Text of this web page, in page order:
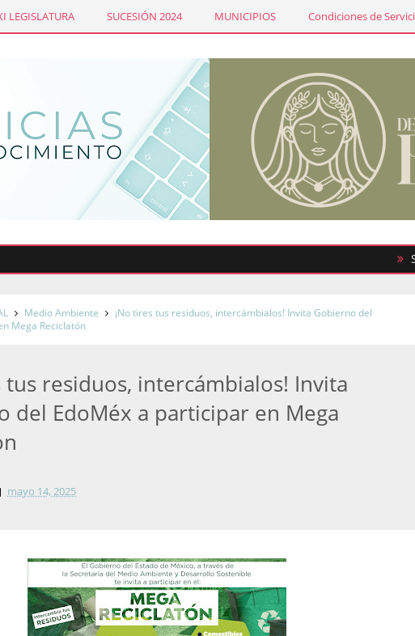
LEGISLATURA SUCESIÓN 2024 MUNICIPIOS Condiciones de
Medio Ambiente
¡No tires tus residuos, intercámbialos! Invita Gobierno del
Mega Reciclatón
tus residuos, intercámbialos! Invita
del EdoMéx a participar en Mega
mayo 14, 2025